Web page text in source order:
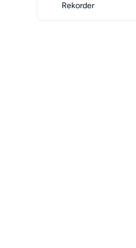
Rekorder